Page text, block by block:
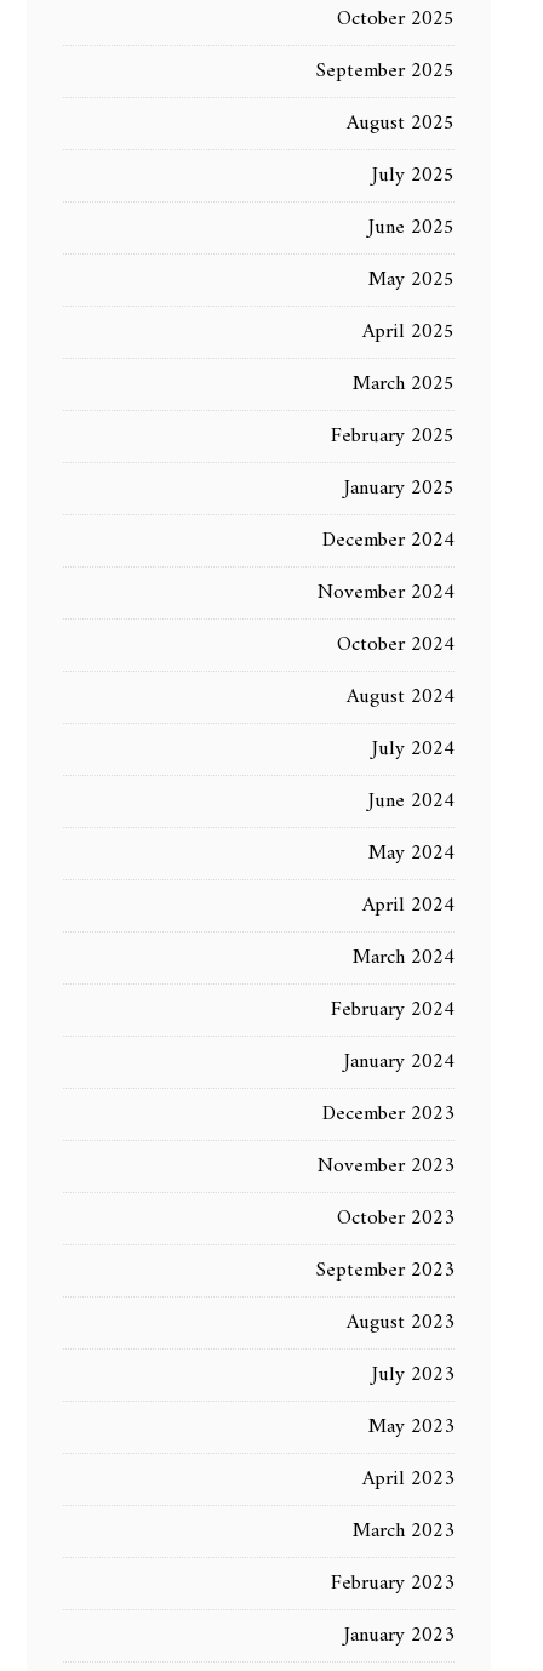
October 2025
September 2025
August 2025
July 2025
June 2025
May 2025
April 2025
March 2025
February 2025
January 2025
December 2024
November 2024
October 2024
August 2024
July 2024
June 2024
May 2024
April 2024
March 2024
February 2024
January 2024
December 2023
November 2023
October 2023
September 2023
August 2023
July 2023
May 2023
April 2023
March 2023
February 2023
January 2023